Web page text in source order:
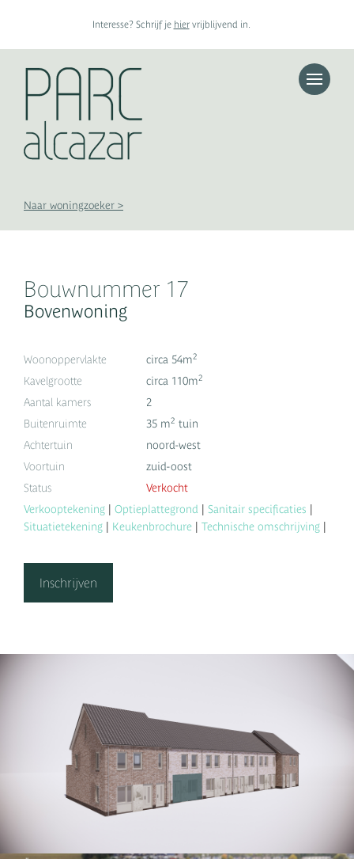
Interesse? Schrijf je hiervrijblijvend in.
Toggle
Appartementen
Woningen
Penthouses
Bouwkavels
Naar woningzoeker >
Bouwnummer 17
Bovenwoning
Woonoppervlakte circa 54m2
Kavelgrootte circa 110m2
Aantal kamers
2
Buitenruimte
35 m2 tuin
Achtertuin
noord-west
Voortuin
zuid-oost
Status
Verkocht
Verkooptekening
Optieplattegrond Sanitair specificaties
Situatietekening
Keukenbrochure Technische omschrijving
Inschrijven